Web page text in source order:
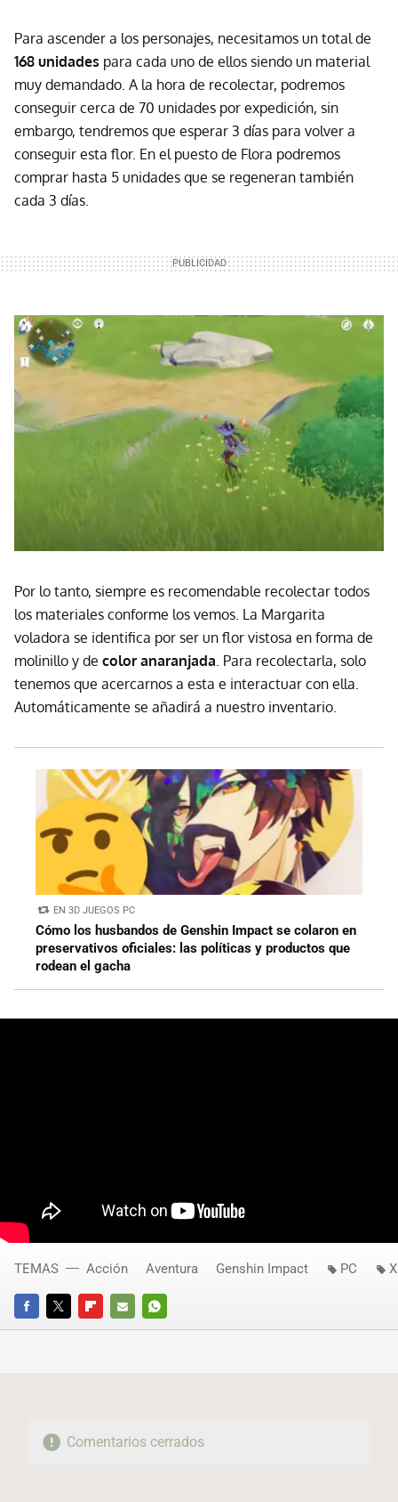
Para ascender a los personajes, necesitamos un total de
168 unidades para cada uno de ellos siendo un material
muy demandado. A la hora de recolectar, podremos
conseguir cerca de 70 unidades por expedición, sin
embargo, tendremos que esperar 3 días para volver a
conseguir esta flor. En el puesto de Flora podremos
comprar hasta 5 unidades que se regeneran también
cada 3 días.
Por lo tanto, siempre es recomendable recolectar todos
los materiales conforme los vemos. La Margarita
voladora se identifica por ser un flor vistosa en forma de
molinillo y de color anaranjada. Para recolectarla, solo
tenemos que acercarnos a esta e interactuar con ella.
Automáticamente se añadirá a nuestro inventario.
EN 3D JUEGOS PC
Cómo los husbandos de Genshin Impact se colaron en
preservativos oficiales: las políticas y productos que
rodean el gacha
FACEBOOKTWITTERFLIPBOARD
E-
WHATSAPP
TEMAS Acción Aventura Genshin Impact PC
Comentarios cerrados